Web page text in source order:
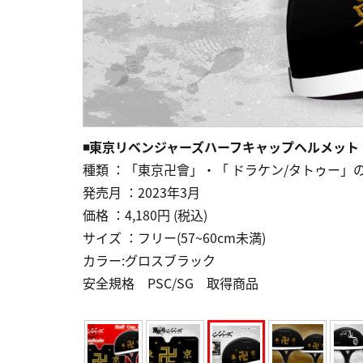
◾️東京リベンジャーズハーフキャップヘルメット
種類 ：「東京卍會」・「 ドラケン/タトゥー」
発売月 ：2023年3月
価格 ：4,180円 (税込)
サイズ ：フリー(57~60cm未満)
カラー:グロスブラック
安全規格 PSC/SG 取得商品